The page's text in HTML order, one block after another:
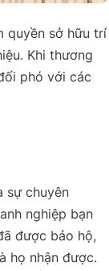
quyền sở hữu trí
Khi thương
phó với các
sự chuyên
nghiệp bạn
được bảo hộ,
họ nhận được.